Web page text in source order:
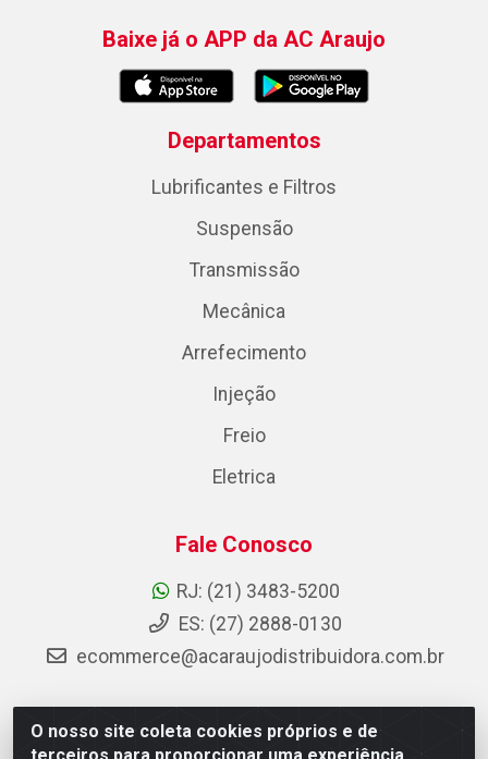
O nosso site coleta cookies próprios e de
Baixe já o APP da AC Araujo
Departamentos
Lubrificantes e Filtros
Suspensão
Transmissão
Mecânica
Arrefecimento
Injeção
Freio
Eletrica
Fale Conosco
RJ: (21) 3483-5200
ES: (27) 2888-0130
ecommerce@acaraujodistribuidora.com.br
AC Araujo Distribuidora - Rua Carneiro de Campos, 42 -